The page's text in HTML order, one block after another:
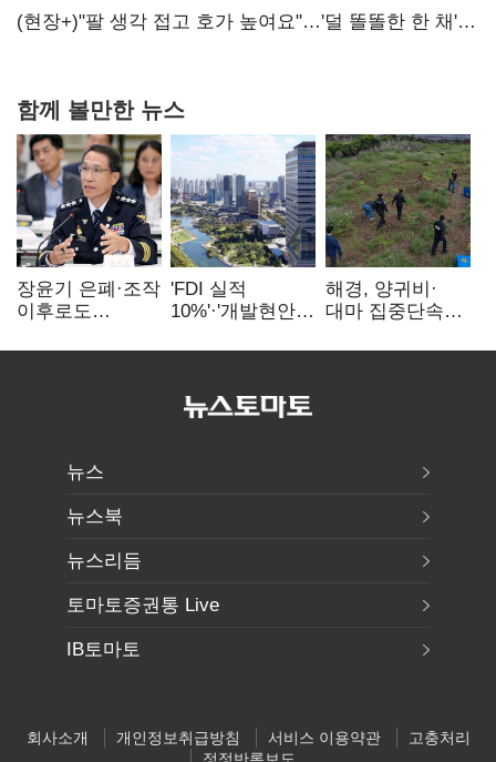
숙제
(현장+)"팔 생각 접고 호가 높여요"…'덜 똘똘한 한 채'
함께 볼만한 뉴스
장윤기 은폐·조작
이후로도
내부비위…경찰
'FDI 실적
10%'·'개발현안
인천경제청장
해경, 양귀비·
대마 집중단속…
249명 검거
뉴스
뉴스북
뉴스리듬
토마토증권통 Live
IB토마토
회사소개 개인정보취급방침 서비스 이용약관
고충처리